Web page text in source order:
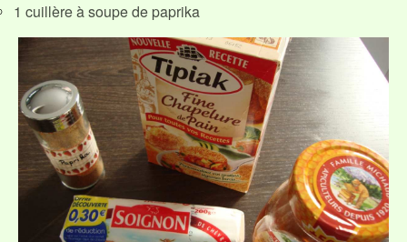
1 cuillère à soupe de paprika